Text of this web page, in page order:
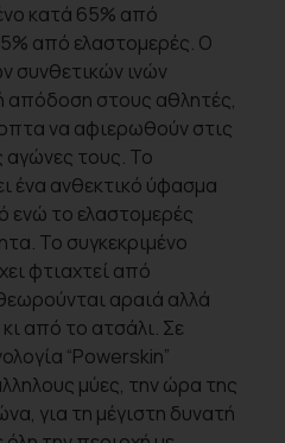
κατά 65% από
από ελαστομερές. Ο
συνθετικών ινών
απόδοση στους αθλητές,
να αφιερωθούν στις
αγώνες τους. Το
ένα ανθεκτικό ύφασμα
ενώ το ελαστομερές
Το συγκεκριμένο
φτιαχτεί από
αραιά αλλά
από το ατσάλι. Σε
“Powerskin”
μύες, την ώρα της
για τη μέγιστη δυνατή